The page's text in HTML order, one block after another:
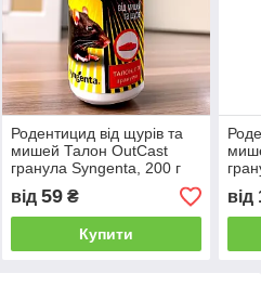
Родентицид від щурів та
мишей Талон OutCast
гранула Syngenta, 200 г
ПЕТ
від 59₴
Купити
від